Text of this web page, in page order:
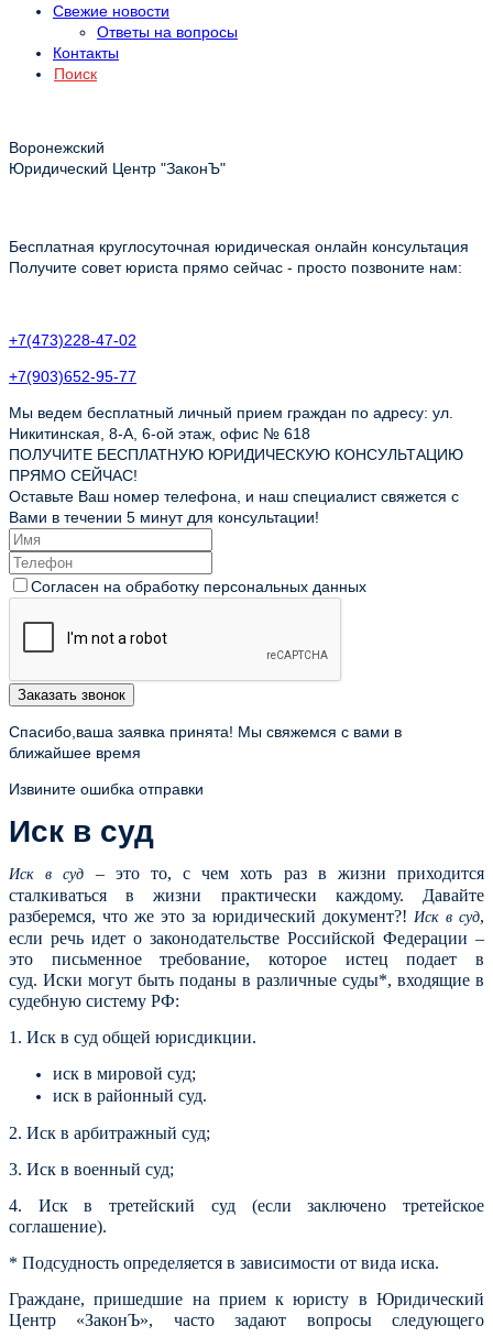
Свежие новости
Ответы на вопросы
Контакты
Поиск
Воронежский
Юридический Центр "ЗаконЪ"
Бесплатная круглосуточная юридическая онлайн консультация
Получите совет юриста прямо сейчас - просто позвоните нам:
+7(473)228-47-02
+7(903)652-95-77
Мы ведем бесплатный личный прием граждан по адресу: ул.
Никитинская, 8-А, 6-ой этаж, офис № 618
ПОЛУЧИТЕ БЕСПЛАТНУЮ ЮРИДИЧЕСКУЮ КОНСУЛЬТАЦИЮ
ПРЯМО СЕЙЧАС!
Оставьте Ваш номер телефона, и наш специалист свяжется с
Вами в течении 5 минут для консультации!
Согласен на обработку персональных данных
Заказать звонок
Спасибо,ваша заявка принята! Мы свяжемся с вами в
ближайшее время
Извините ошибка отправки
Иск в суд
Иск в суд – это то, с чем хоть раз в жизни приходится
сталкиваться в жизни практически каждому. Давайте
разберемся, что же это за юридический документ?! Иск в суд,
если речь идет о законодательстве Российской Федерации –
это письменное требование, которое истец подает в
суд. Иски могут быть поданы в различные суды*, входящие в
судебную систему РФ:
1. Иск в суд общей юрисдикции.
иск в мировой суд;
иск в районный суд.
2. Иск в арбитражный суд;
3. Иск в военный суд;
4. Иск в третейский суд (если заключено третейское
соглашение).
* Подсудность определяется в зависимости от вида иска.
Граждане, пришедшие на прием к юристу в Юридический
Центр «ЗаконЪ», часто задают вопросы следующего